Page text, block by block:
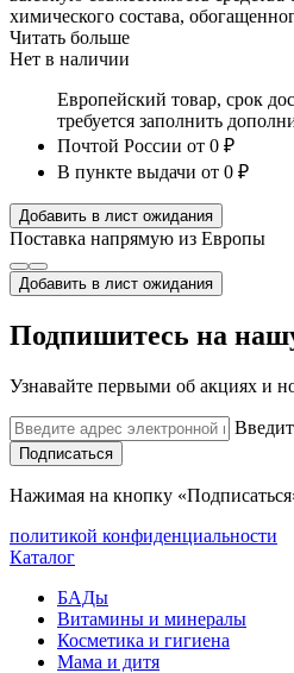
химического состава,
Читать больше
Нет в наличии
Европейский товар, срок
требуется заполнить
Почтой России от 0 ₽
В пункте выдачи от 0 ₽
Добавить в лист ожидания
Поставка напрямую из Европы
Добавить в лист ожидания
Подпишитесь на
Узнавайте первыми об акциях и
Подписаться
Нажимая на кнопку
политикой конфиденциальности
Каталог
БАДы
Витамины и минералы
Косметика и гигиена
Мама и дитя